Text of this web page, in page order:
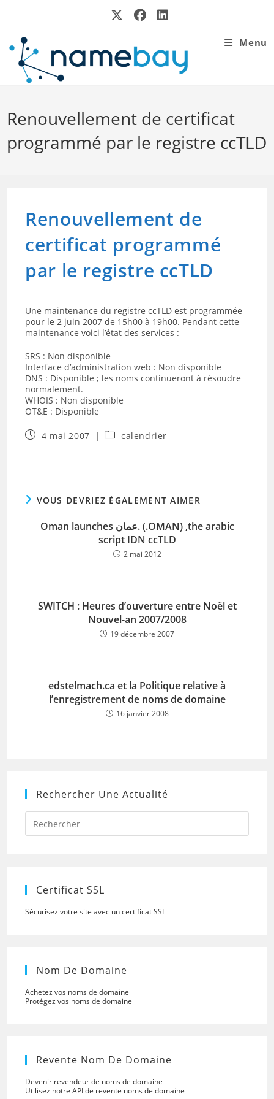
Menu
Renouvellement de certificat
programmé par le registre ccTLD
Renouvellement de
certificat programmé
par le registre ccTLD
Une maintenance du registre ccTLD est programmée
pour le 2 juin 2007 de 15h00 à 19h00. Pendant cette
maintenance voici l’état des services :
SRS : Non disponible
Interface d’administration web : Non disponible
DNS : Disponible ; les noms continueront à résoudre
normalement.
WHOIS : Non disponible
OT&E : Disponible
Publication
4 mai 2007
Postcalendrier
VOUS DEVRIEZ ÉGALEMENT AIMER
Oman launches عمان. (.OMAN) ,the arabic
script IDN ccTLD
2 mai 2012
SWITCH : Heures d’ouverture entre Noël et
Nouvel-an 2007/2008
19 décembre 2007
edstelmach.ca et la Politique relative à
l’enregistrement de noms de domaine
16 janvier 2008
Rechercher Une Actualité
Press
to
Certificat SSL
Sécurisez votre site avec un certificat SSL
Nom De Domaine
Achetez vos noms de domaine
Protégez vos noms de domaine
Revente Nom De Domaine
Devenir revendeur de noms de domaine
Utilisez notre API de revente noms de domaine